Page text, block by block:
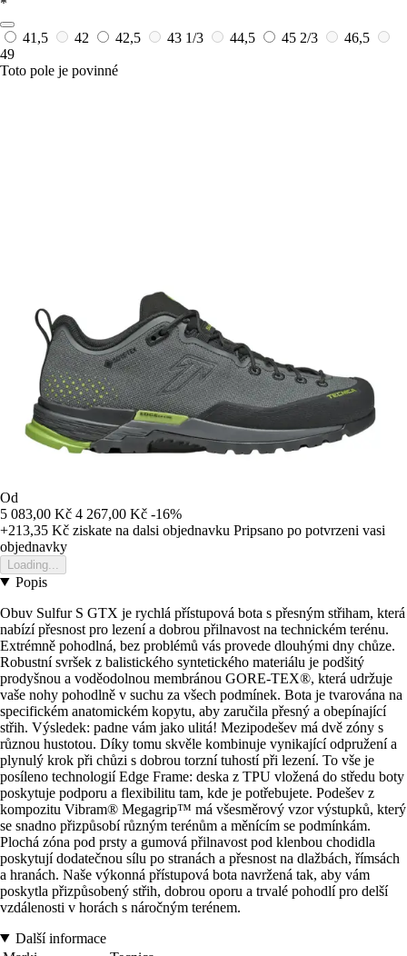
41,5 42 42,5 43 1/3 44,5 45 2/3
46,5
49
Toto pole je povinné
Od
5 083,00 Kč 4 267,00 Kč -16%
+213,35 Kč ziskate na dalsi objednavku Pripsano po potvrzeni vasi
objednavky
Loading...
Popis
Obuv Sulfur S GTX je rychlá přístupová bota s přesným střiham, která
nabízí přesnost pro lezení a dobrou přilnavost na technickém terénu.
Extrémně pohodlná, bez problémů vás provede dlouhými dny chůze.
Robustní svršek z balistického syntetického materiálu je podšitý
prodyšnou a voděodolnou membránou GORE-TEX®, která udržuje
vaše nohy pohodlně v suchu za všech podmínek. Bota je tvarována na
specifickém anatomickém kopytu, aby zaručila přesný a obepínající
střih. Výsledek: padne vám jako ulitá! Mezipodešev má dvě zóny s
různou hustotou. Díky tomu skvěle kombinuje vynikající odpružení a
plynulý krok při chůzi s dobrou torzní tuhostí při lezení. To vše je
posíleno technologií Edge Frame: deska z TPU vložená do středu boty
poskytuje podporu a flexibilitu tam, kde je potřebujete. Podešev z
kompozitu Vibram® Megagrip™ má všesměrový vzor výstupků, který
se snadno přizpůsobí různým terénům a měnícím se podmínkám.
Plochá zóna pod prsty a gumová přilnavost pod klenbou chodidla
poskytují dodatečnou sílu po stranách a přesnost na dlažbách, římsách
a hranách. Naše výkonná přístupová bota navržená tak, aby vám
poskytla přizpůsobený střih, dobrou oporu a trvalé pohodlí pro delší
vzdálenosti v horách s náročným terénem.
Další informace